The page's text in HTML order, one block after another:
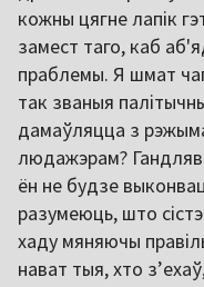
кожны цягне лапік
замест таго, каб
праблемы. Я шмат
так званыя
дамаўляцца з
людажэрам?
ён не будзе
разумеюць, што
хаду мяняючы
нават тыя, хто